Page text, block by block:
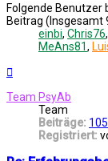
Folgende Benutzer
Beitrag (Insgesamt
einbi, Chris76,
MeAns81,
Team PsyAb
Team
Beiträge:
Registriert: